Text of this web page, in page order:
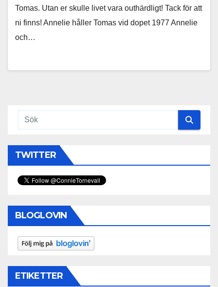
Tomas. Utan er skulle livet vara outhärdligt! Tack för att
ni finns! Annelie håller Tomas vid dopet 1977 Annelie
och…
TWITTER
BLOGLOVIN
ETIKETTER